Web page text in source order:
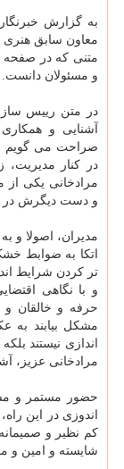
به گزارش
معاون سابق هنری
متنی که در صفحه
و مسئولان دانست.
در متن رییس
آشنایی و
صراحت می گویم
در کنار
مرادخانی یکی
و دست دیگرش در
مدیران، اصولا و
اتکا به ضوابط
تر کردن شرایط
و با نگاهی
حرفه و خالقان و
مشکل بیابند به
اندازی نیستند
مرادخانی عزیز،
حضور مستمر و
اندوزی در این
کم نظیر و
شایسته و امین و